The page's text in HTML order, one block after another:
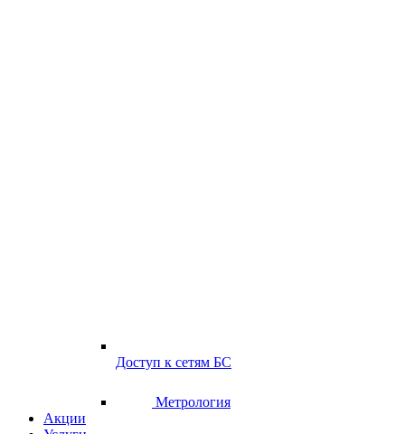
Доступ к сетям БС
Метрология
Акции